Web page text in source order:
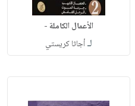
الأعمال الكاملة -
لـأجاثا كريستي